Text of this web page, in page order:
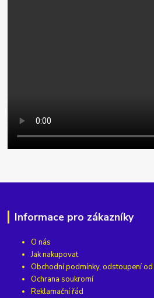
Informace pro zákazníky
O nás
Jak nakupovat
Obchodní podmínky, odstoupení
Ochrana soukromí
Reklamační řád